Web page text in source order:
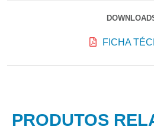
FICHA
PRODUTOS